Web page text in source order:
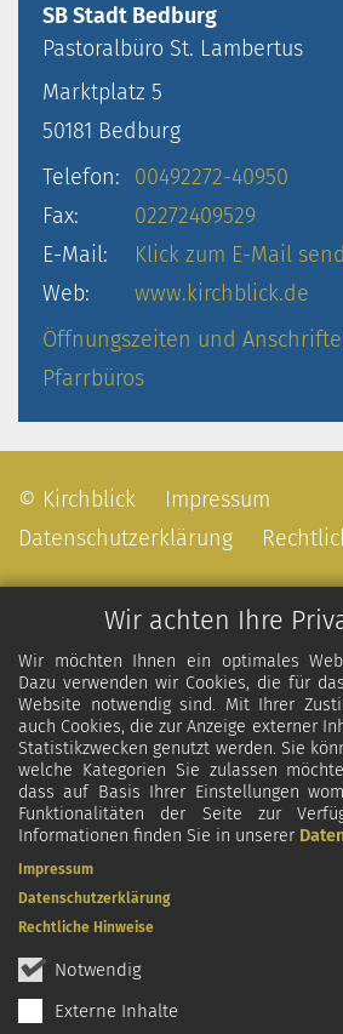
Wir achten Ihre
Wir möchten Ihnen ein optimales
Dazu verwenden wir Cookies, die für
Website notwendig sind. Mit Ihrer
auch Cookies, die zur Anzeige externer
Statistikzwecken genutzt werden. Sie
welche Kategorien Sie zulassen
dass auf Basis Ihrer Einstellungen
Funktionalitäten der Seite zur
Informationen finden Sie in unserer
Notwendig
Externe Inhalte
Impressum
Datenschutzerklärung
Rechtliche Hinweise
SB Stadt Bedburg
Pastoralbüro St. Lambertus
Marktplatz 5
50181 Bedburg
Telefon:
00492272-40950
Fax:
02272409529
E-Mail:
Klick zum E-Mail
Web:
www.kirchblick.de
Öffnungszeiten und
Pfarrbüros
© Kirchblick
Impressum
Datenschutzerklärung